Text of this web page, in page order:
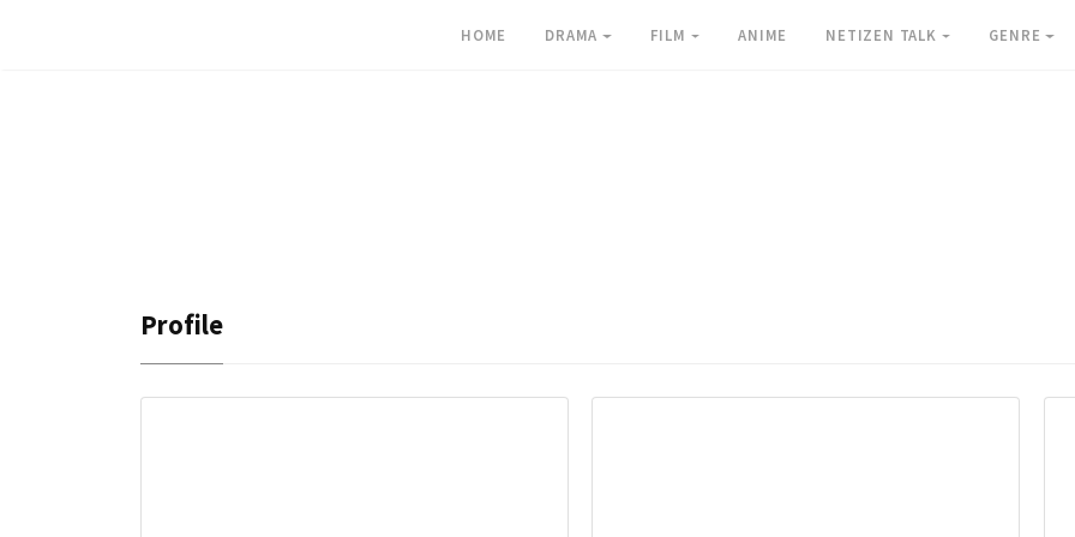
HOME DRAMA FILM ANIME NETIZEN TALK GENRE
Profile